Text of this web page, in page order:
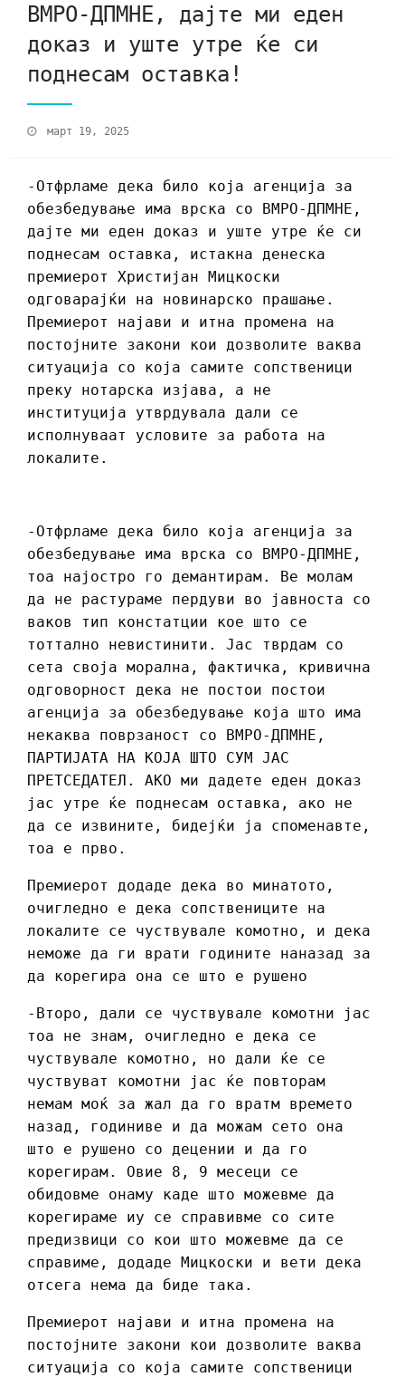
ВМРО-ДПМНЕ, дајте ми еден
доказ и уште утре ќе си
поднесам оставка!
март 19, 2025
-Отфрламе дека било која агенција за
обезбедување има врска со ВМРО-ДПМНЕ,
дајте ми еден доказ и уште утре ќе си
поднесам оставка, истакна денеска
премиерот Христијан Мицкоски
одговарајќи на новинарско прашање.
Премиерот најави и итна промена на
постојните закони кои дозволите ваква
ситуација со која самите сопственици
преку нотарска изјава, а не
институција утврдувала дали се
исполнуваат условите за работа на
локалите.
-Отфрламе дека било која агенција за
обезбедување има врска со ВМРО-ДПМНЕ,
тоа најостро го демантирам. Ве молам
да не растураме пердуви во јавноста со
ваков тип констатции кое што се
тоттално невистинити. Јас тврдам со
сета своја морална, фактичка, кривична
одговорност дека не постои постои
агенција за обезбедување која што има
некаква поврзаност со ВМРО-ДПМНЕ,
ПАРТИЈАТА НА КОЈА ШТО СУМ ЈАС
ПРЕТСЕДАТЕЛ. АКО ми дадете еден доказ
јас утре ќе поднесам оставка, ако не
да се извините, бидејќи ја споменавте,
тоа е прво.
Премиерот додаде дека во минатото,
очигледно е дека сопствениците на
локалите се чуствувале комотно, и дека
неможе да ги врати годините наназад за
да корегира она се што е рушено
-Второ, дали се чуствувале комотни јас
тоа не знам, очигледно е дека се
чуствувале комотно, но дали ќе се
чуствуват комотни јас ќе повторам
немам моќ за жал да го вратм времето
назад, годиниве и да можам сето она
што е рушено со децении и да го
корегирам. Овие 8, 9 месеци се
обидовме онаму каде што можевме да
корегираме иу се справивме со сите
предизвици со кои што можевме да се
справиме, додаде Мицкоски и вети дека
отсега нема да биде така.
Премиерот најави и итна промена на
постојните закони кои дозволите ваква
ситуација со која самите сопственици